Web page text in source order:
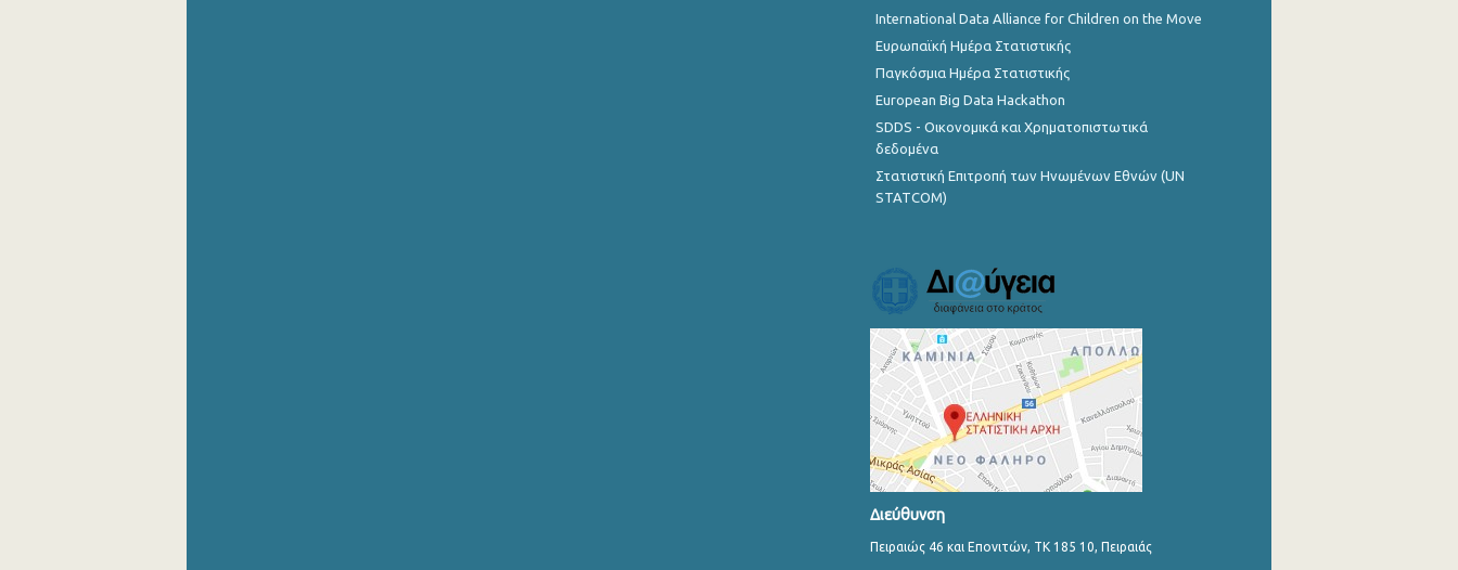
International Data Alliance for Children on the Move
Ευρωπαϊκή Ημέρα Στατιστικής
Παγκόσμια Ημέρα Στατιστικής
European Big Data Hackathon
SDDS - Οικονομικά και Χρηματοπιστωτικά
δεδομένα
Στατιστική Επιτροπή των Ηνωμένων Εθνών (UN
STATCOM)
Διεύθυνση
Πειραιώς 46 και Επονιτών, ΤΚ 185 10, Πειραιάς